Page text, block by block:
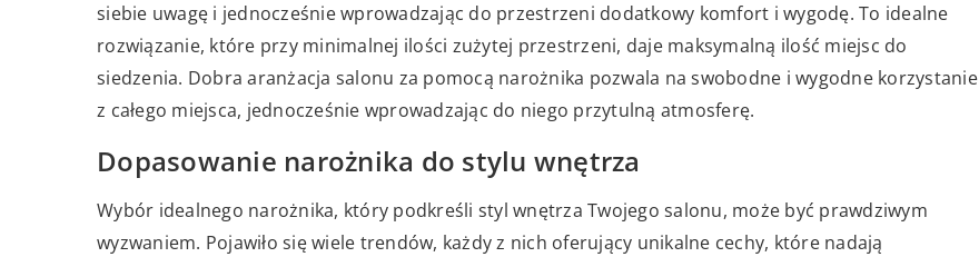
siebie uwagę i jednocześnie wprowadzając do przestrzeni dodatkowy komfort i wygodę. To idealne
rozwiązanie, które przy minimalnej ilości zużytej przestrzeni, daje maksymalną ilość miejsc do
siedzenia. Dobra aranżacja salonu za pomocą narożnika pozwala na swobodne i wygodne korzystanie
z całego miejsca, jednocześnie wprowadzając do niego przytulną atmosferę.
Dopasowanie narożnika do stylu wnętrza
Wybór idealnego narożnika, który podkreśli styl wnętrza Twojego salonu, może być prawdziwym
wyzwaniem. Pojawiło się wiele trendów, każdy z nich oferujący unikalne cechy, które nadają